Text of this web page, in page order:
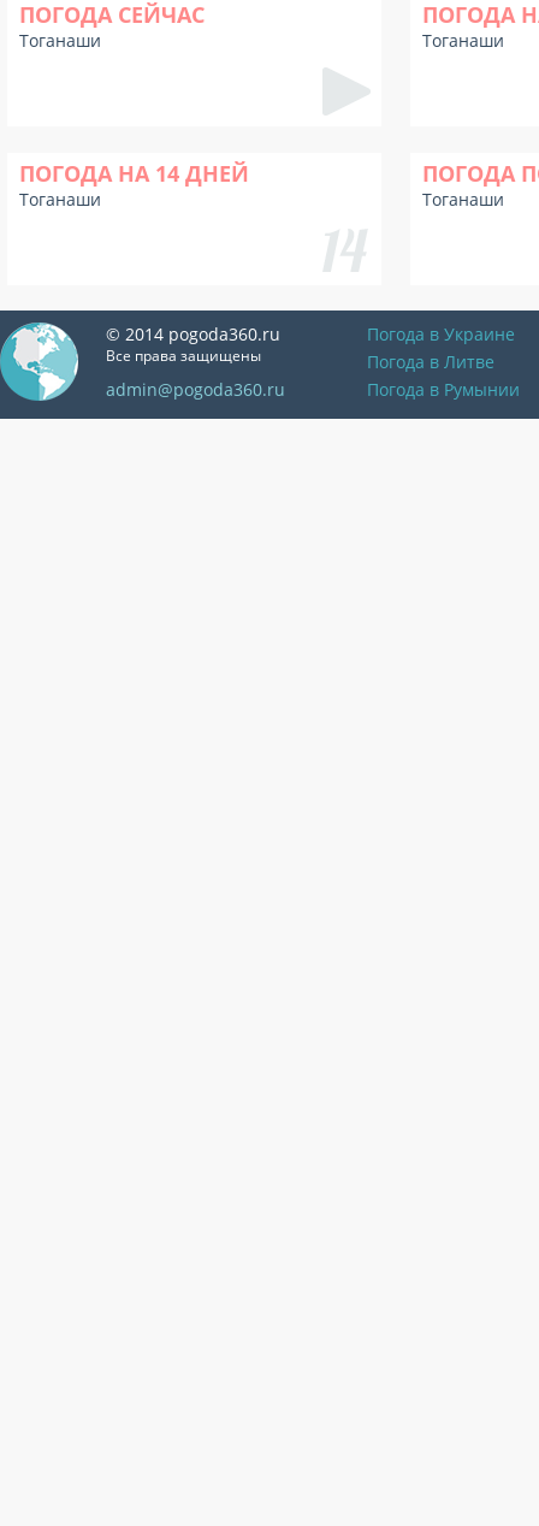
ПОГОДА СЕЙЧАС
Тоганаши
ПОГОДА
Тоганаши
ПОГОДА НА 14 ДНЕЙ
Тоганаши
ПОГОДА
Тоганаши
© 2014 pogoda360.ru
Все права защищены
admin@pogoda360.ru
Погода в Украине
Погода в Литве
Погода в Румынии